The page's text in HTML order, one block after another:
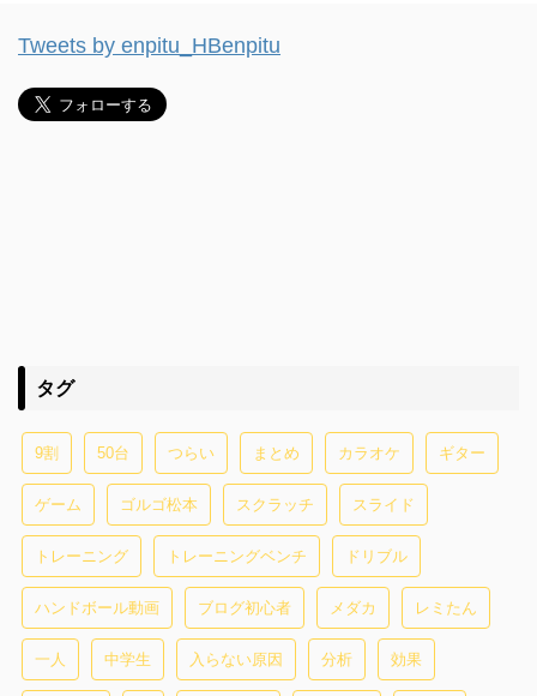
Tweets by enpitu_HBenpitu
タグ
9割 50台 つらい まとめ カラオケ ギター
ゲーム ゴルゴ松本 スクラッチ スライド
トレーニング トレーニングベンチ ドリブル
ハンドボール動画 ブログ初心者 メダカ レミたん
一人 中学生 入らない原因 分析 効果